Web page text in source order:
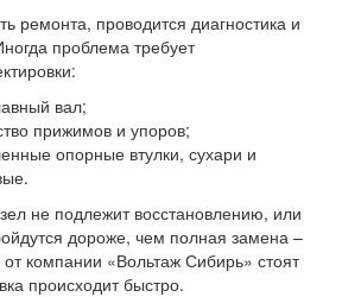
ремонта, проводится диагностика и
проблема требует
вал;
прижимов и упоров;
опорные втулки, сухари и
не подлежит восстановлению, или
дороже, чем полная замена –
компании «Вольтаж Сибирь» стоят
происходит быстро.